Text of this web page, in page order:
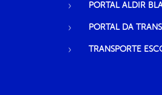
PORTAL ALDIR
PORTAL DA
TRANSPORTE